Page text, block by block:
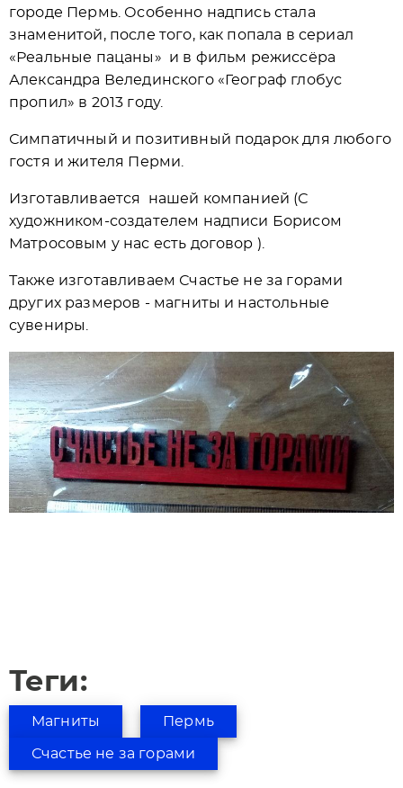
городе Пермь. Особенно надпись стала
знаменитой, после того, как попала в сериал
«Реальные пацаны» и в фильм режиссёра
Александра Велединского «Географ глобус
пропил» в 2013 году.
Симпатичный и позитивный подарок для любого
гостя и жителя Перми.
Изготавливается нашей компанией (С
художником-создателем надписи Борисом
Матросовым у нас есть договор ).
Также изготавливаем Счастье не за горами
других размеров - магниты и настольные
сувениры.
Теги:
Магниты Пермь
Счастье не за горами